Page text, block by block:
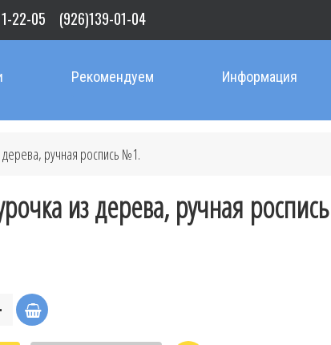
22-05 (926)139-01-04
Рекомендуем Информация
ручная роспись №1.
из дерева, ручная